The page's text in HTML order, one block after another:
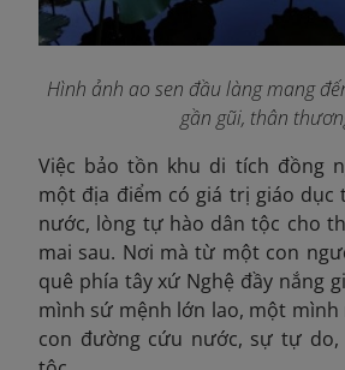
Hình ảnh ao sen đầu làng mang
gần gũi, thân
Việc bảo tồn khu di tích đồng
một địa điểm có giá trị giáo dục
nước, lòng tự hào dân tộc cho
mai sau. Nơi mà từ một con
quê phía tây xứ Nghệ đầy nắng
mình sứ mệnh lớn lao, một
con đường cứu nước, sự tự do,